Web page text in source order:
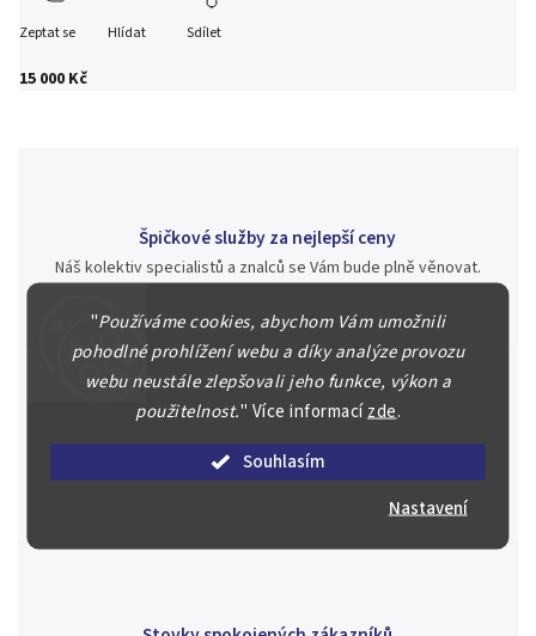
"Používáme cookies, abychom Vám umožnili
pohodlné prohlížení webu a díky analýze provozu
webu neustále zlepšovali jeho funkce, výkon a
použitelnost." Více informacízde.
Souhlasím
Nastavení
15 000 Kč
Zeptat se Hlídat Sdílet
Špičkové služby za nejlepší ceny
Náš kolektiv specialistů a znalců se Vám bude plně věnovat.
Posoudíme kvalitu a pravost Vašeho materiálu, prodáme v naší
aukci nebo Vám poradíme kam investovat.
Během té doby jsme v našich aukcích prodali významné sbírky i